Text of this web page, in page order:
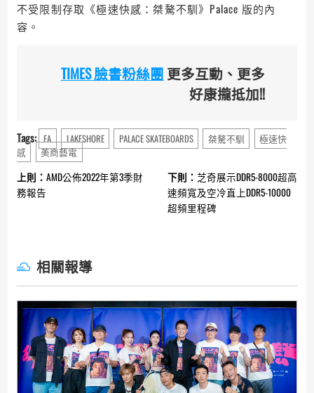
不受限制存取《極速快感：桀驁不馴》Palace 版的內
容。
TIMES 臉書粉絲團 更多互動、更多
好康攏抵加!!
Tags: EA LAKESHORE PALACE SKATEBOARDS 桀驁不馴
極速快
感
美商藝電
Continue
Reading
上則： AMD公佈2022年第3季財
務報告
下則： 芝奇展示DDR5-8000超高
速頻寬及空冷直上DDR5-10000
超頻里程碑
相關報導